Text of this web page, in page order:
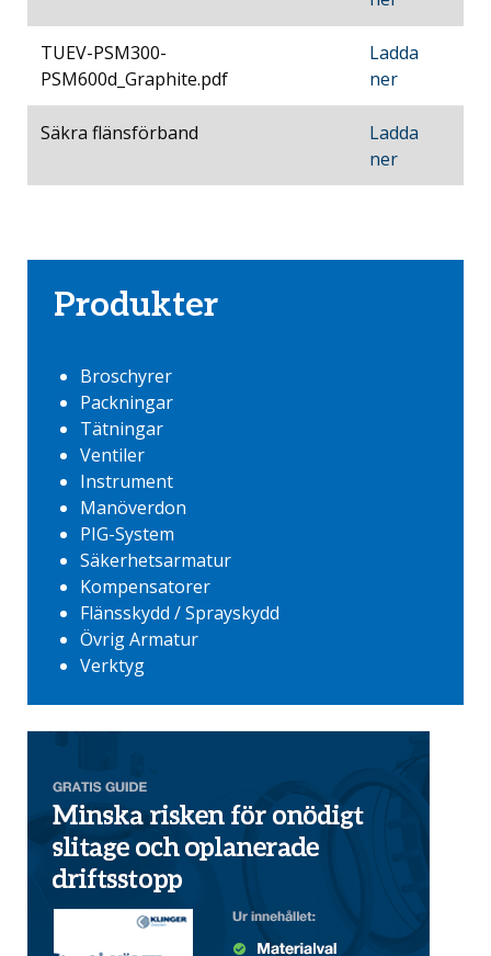
TUEV-PSM300-
PSM600d_Graphite.pdf
Ladda
ner
Säkra flänsförband
Ladda
ner
Produkter
Broschyrer
Packningar
Tätningar
Ventiler
Instrument
Manöverdon
PIG-System
Säkerhetsarmatur
Kompensatorer
Flänsskydd / Sprayskydd
Övrig Armatur
Verktyg